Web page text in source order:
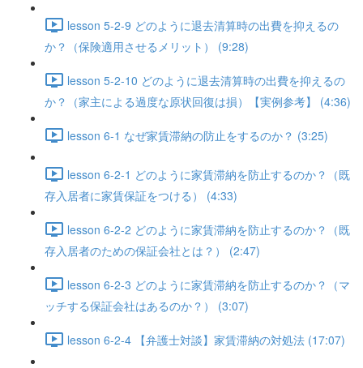
lesson 5-2-9 どのように退去清算時の出費を抑えるの
か？（保険適用させるメリット） (9:28)
lesson 5-2-10 どのように退去清算時の出費を抑えるの
か？（家主による過度な原状回復は損）【実例参考】 (4:36)
lesson 6-1 なぜ家賃滞納の防止をするのか？ (3:25)
lesson 6-2-1 どのように家賃滞納を防止するのか？（既
存入居者に家賃保証をつける） (4:33)
lesson 6-2-2 どのように家賃滞納を防止するのか？（既
存入居者のための保証会社とは？） (2:47)
lesson 6-2-3 どのように家賃滞納を防止するのか？（マ
ッチする保証会社はあるのか？） (3:07)
lesson 6-2-4 【弁護士対談】家賃滞納の対処法 (17:07)